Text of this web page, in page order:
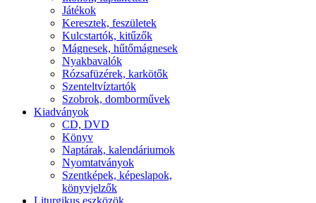
Játékok
Keresztek, feszületek
Kulcstartók, kitűzők
Mágnesek, hűtőmágnesek
Nyakbavalók
Rózsafüzérek, karkötők
Szenteltvíztartók
Szobrok, domborművek
Kiadványok
CD, DVD
Könyv
Naptárak, kalendáriumok
Nyomtatványok
Szentképek, képeslapok,
könyvjelzők
Liturgikus eszközök